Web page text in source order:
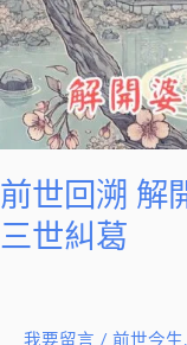
前世回溯 解
三世糾葛
我要留言 / 前世今生 ,
開
前
世
生
婆
媳
矛